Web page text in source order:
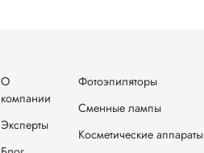
О
компании
Эксперты
Фотоэпиляторы
Сменные лампы
Косметические аппараты